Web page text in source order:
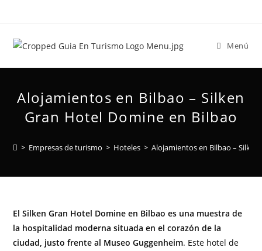
Menú
Alojamientos en Bilbao – Silken
Gran Hotel Domine en Bilbao
> Empresas de turismo > Hoteles > Alojamientos en Bilbao –
El Silken Gran Hotel Domine en Bilbao es una muestra de
la hospitalidad moderna situada en el corazón de la
ciudad, justo frente al Museo Guggenheim. Este hotel de